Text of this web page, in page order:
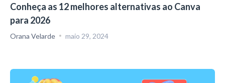
Conheça as 12 melhores alternativas ao Canva
para 2026
Orana Velarde maio 29, 2024